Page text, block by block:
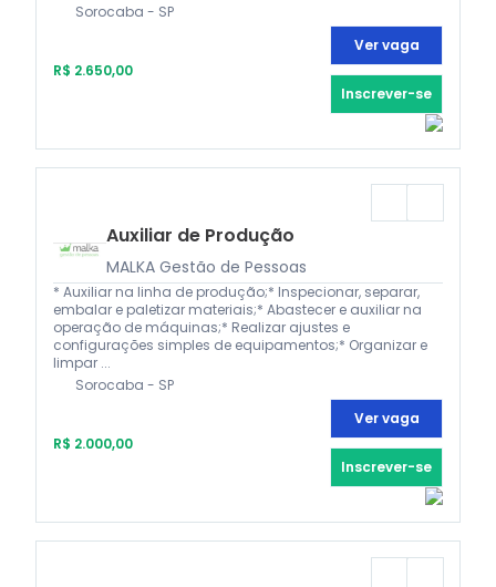
Sorocaba - SP
R$ 2.650,00
Ver vaga
Inscrever-se
Auxiliar de Produção
MALKA Gestão de Pessoas
* Auxiliar na linha de produção;* Inspecionar, separar,
embalar e paletizar materiais;* Abastecer e auxiliar na
operação de máquinas;* Realizar ajustes e
configurações simples de equipamentos;* Organizar e
limpar ...
Sorocaba - SP
R$ 2.000,00
Ver vaga
Inscrever-se